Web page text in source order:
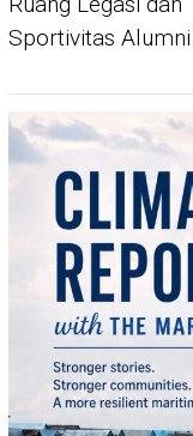
Sportivitas Alumni